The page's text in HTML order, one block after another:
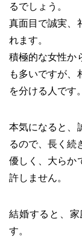
るでしょう。
真面目で誠実、
れます。
積極的な女性か
も多いですが、
を分ける人です。
本気になると、
るので、長く続
優しく、大らか
許しません。
結婚すると、
す。